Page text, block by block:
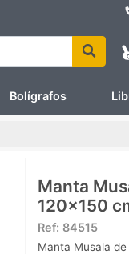
Bolígrafos
Manta
120x150
Ref: 84515
Manta Musala